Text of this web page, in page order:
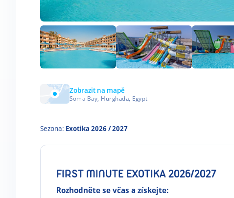
Zobrazit na mapě
Soma Bay, Hurghada, Egypt
Sezona: Exotika 2026 / 2027
FIRST MINUTE EXOTIKA 2026/2027
Rozhodněte se včas a získejte: